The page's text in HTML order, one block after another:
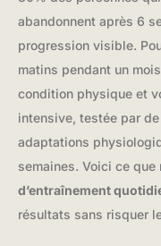
abandonnent après 6
progression visible.
matins pendant un
condition physique et
intensive, testée par
adaptations
semaines. Voici ce que
d’entraînement
résultats sans risquer